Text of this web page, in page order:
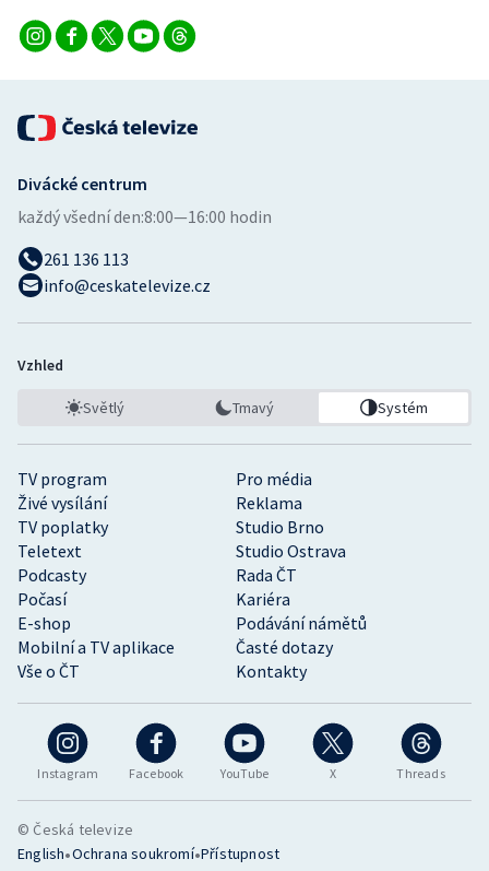
Volejbal
Instagram Facebook YouTube X Threads
TV program
Pro média
Živé vysílání
Reklama
TV poplatky
Studio Brno
Teletext
Studio Ostrava
Podcasty
Rada ČT
Počasí
Kariéra
E-shop
Podávání námětů
Mobilní a TV aplikace
Časté dotazy
Vše o ČT
Kontakty
Divácké centrum
každý všední den:8:00—16:00 hodin
261 136 113
info@ceskatelevize.cz
Vzhled
Světlý Tmavý Systém
© Česká televize
English•Ochrana soukromí•Přístupnost